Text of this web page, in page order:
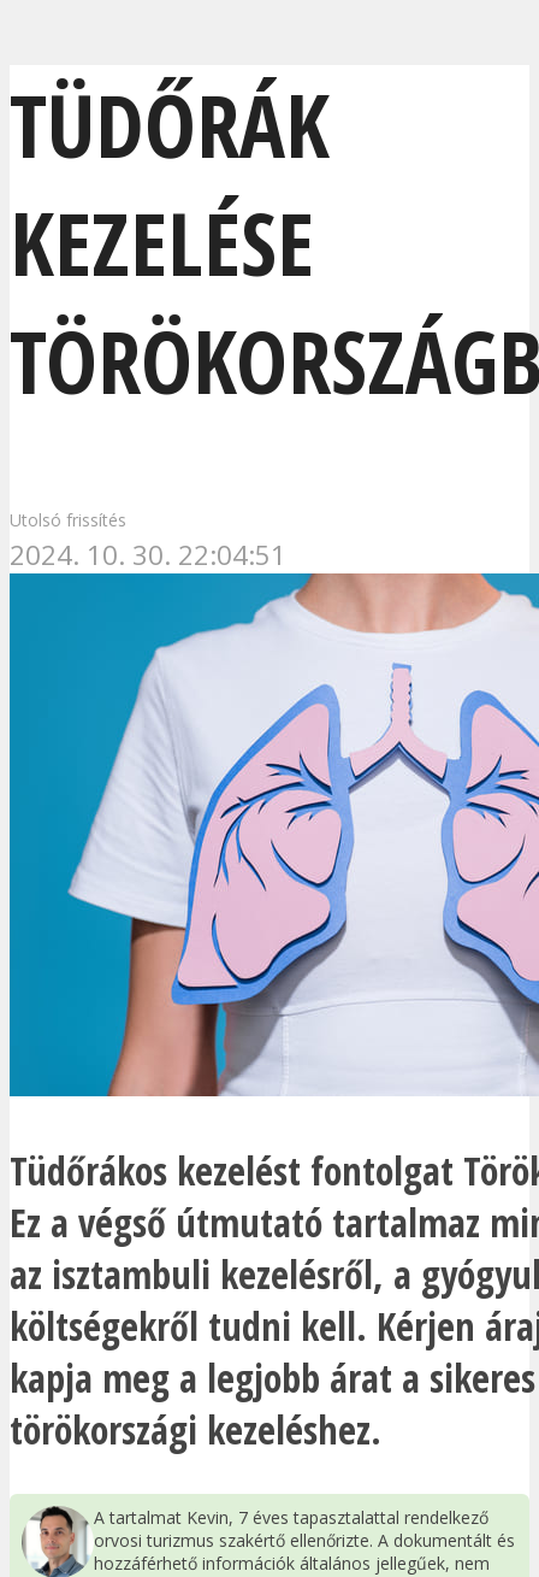
TÜDŐRÁK
KEZELÉSE
Utolsó frissítés
2024. 10. 30. 22:04:51
Tüdőrákos kezelést fontolgat
Ez a végső útmutató tartalmaz
az isztambuli kezelésről, a
költségekről tudni kell. Kérjen
kapja meg a legjobb árat a sikeres
törökországi kezeléshez.
A tartalmat Kevin, 7 éves tapasztalattal rendelkező
orvosi turizmus szakértő ellenőrizte. A dokumentált és
hozzáférhető információk általános jellegűek, nem